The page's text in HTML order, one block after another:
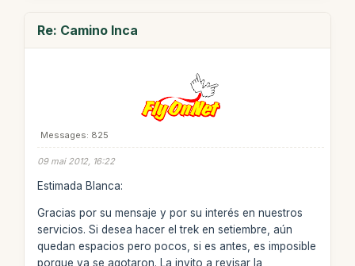
Re: Camino Inca
Messages: 825
09 mai 2012, 16:22
Estimada Blanca:
Gracias por su mensaje y por su interés en nuestros
servicios. Si desea hacer el trek en setiembre, aún
quedan espacios pero pocos, si es antes, es imposible
porque ya se agotaron. La invito a revisar la